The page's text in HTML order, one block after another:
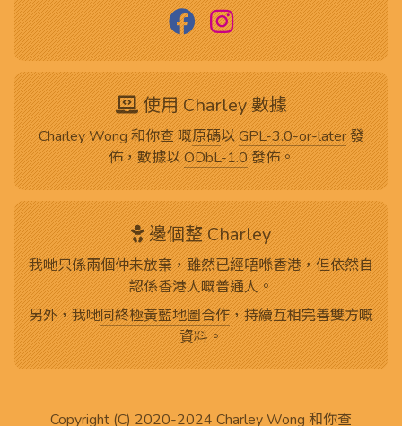
使用 Charley 數據
Charley Wong 和你查 嘅原碼以GPL-3.0-or-later發
佈，數據以ODbL-1.0發佈。
邊個整 Charley
我哋只係兩個仲未放棄，雖然已經唔喺香港，但依然自
認係香港人嘅普通人。
另外，我哋同終極黃藍地圖合作，持續互相完善雙方嘅
資料。
Copyright (C) 2020-2024 Charley Wong 和你查